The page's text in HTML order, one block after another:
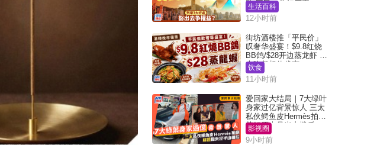
数 网民：你好厉害
生活百科
12小时前
街坊酒楼推「平民价」
叹奢华盛宴！$9.8红烧
BB鸽/$28开边蒸龙虾 3
大晚餐超值优惠
饮食
11小时前
爱回家大结局｜7大绿叶
身家过亿背景惊人 三太
私伙鳄鱼皮Hermès拍剧
苏姐原来是半山楼后
影视圈
9小时前